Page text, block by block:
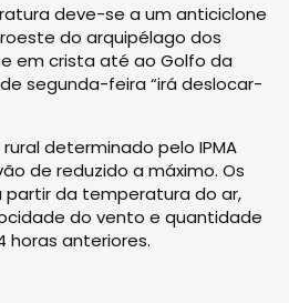
deve-se a um anticiclone
do arquipélago dos
em crista até ao Golfo da
segunda-feira “irá deslocar-
determinado pelo IPMA
de reduzido a máximo. Os
partir da temperatura do ar,
do vento e quantidade
horas anteriores.